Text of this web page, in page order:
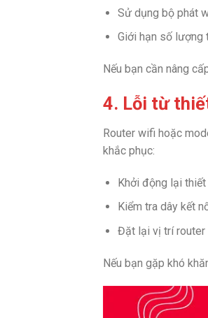
Sử dụng bộ phát
Giới hạn số lượng
Nếu bạn cần nâng
4. Lỗi từ
Router wifi hoặc
khắc phục:
Khởi động lại thiết
Kiểm tra dây kết
Đặt lại vị trí router
Nếu bạn gặp khó